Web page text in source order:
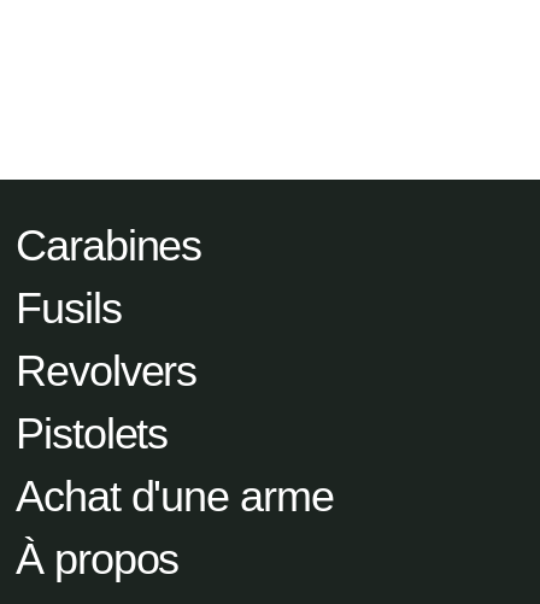
Carabines
Fusils
Revolvers
Pistolets
Achat d'une arme
À propos